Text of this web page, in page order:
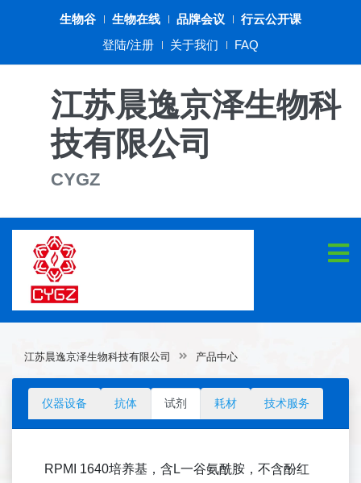
生物谷 生物在线 品牌会议
行云公开课
登陆/注册
关于我们 FAQ
江苏晨逸京泽生物科
技有限公司
CYGZ
江苏晨逸京泽生物科技有限公司 产品中心
仪器设备 抗体 试剂 耗材 技术服务
RPMI 1640培养基，含L一谷氨酰胺，不含酚红